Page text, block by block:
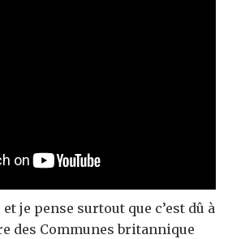
je pense surtout que c’est dû à
des Communes britannique